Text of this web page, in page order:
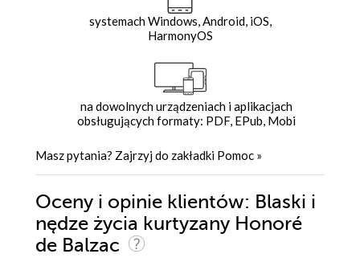
systemach Windows, Android, iOS,
HarmonyOS
na dowolnych urządzeniach i aplikacjach
obsługujących formaty: PDF, EPub, Mobi
Masz pytania? Zajrzyj do zakładki Pomoc »
Oceny i opinie klientów: Blaski i
nędze życia kurtyzany Honoré
de Balzac